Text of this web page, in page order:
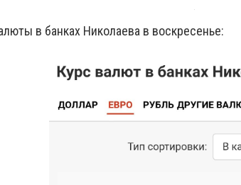
в банках Николаева в воскресенье: